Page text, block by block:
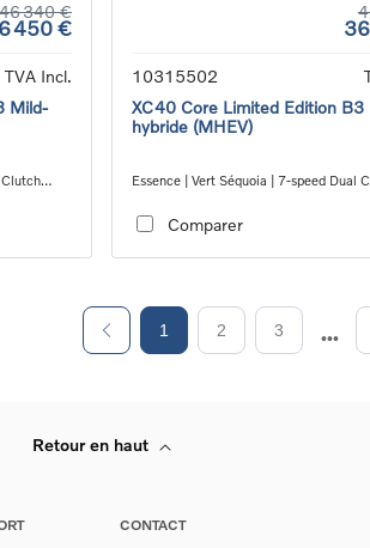
46 340 €
450 €
TVA Incl.
Mild-
Clutch
10315502
XC40 Core Limited Edition B3
hybride (MHEV)
Essence | Vert Séquoia | 7-speed Dual
Comparer
1 2 3
Retour en haut
CONTACT